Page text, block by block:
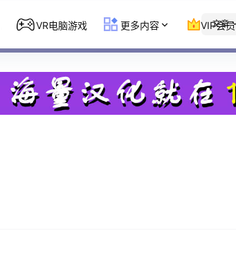
文章
VR电脑游戏 更多内容 VIP会员